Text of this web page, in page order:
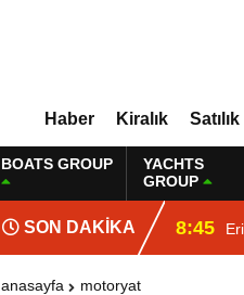
Haber Kiralık Satılık
BOATS GROUP
YACHTS
GROUP
SON DAKİKA 8:45
anasayfa motoryat